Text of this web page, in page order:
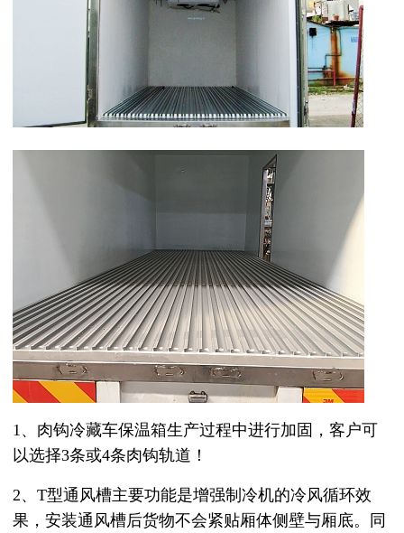
1、肉钩冷藏车保温箱生产过程中进行加固，客户可
以选择3条或4条肉钩轨道！
2、T型通风槽主要功能是增强制冷机的冷风循环效
果，安装通风槽后货物不会紧贴厢体侧壁与厢底。同